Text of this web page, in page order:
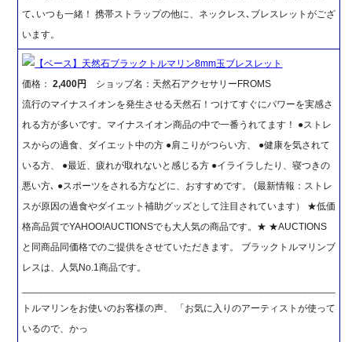
て､いつも一緒！ 携帯ストラップの他に、ネックレス､ブレスレットがござ
います。
【ベース】天然石ブラックトルマリン8mm玉ブレスレット
価格：2,400円
ショップ名：天然石アクセサリーFROMS
流行のマイナスイオンを発生させる天然石！つけてすぐにパワーを実感さ
れる方が多いです。マイナスイオン商品の中で一番うれてます！ ●ストレ
スからの過食、ダイエット中の方 ●肩こりがつらい方、 ●健康を気されて
いる方、 ●最近、疲れが取れないと感じる方 ●イライラしたり、寝つきの
悪い方､ ●スポーツをされる方などに、おすすめです。 (最新情報：ストレ
スが原因の過食やダイエット補助グッズとして注目されています） ★低価
格高品質でYAHOO!AUCTIONSでも大人気の商品です。★ ★AUCTIONS
と同商品同価格でのご提供をさせていただきます。 ブラックトルマリンブ
レスは、人気No.1商品です。
トルマリンをお使いのお客様の声、 「お気に入りのアーティストが使って
いるので、かっ